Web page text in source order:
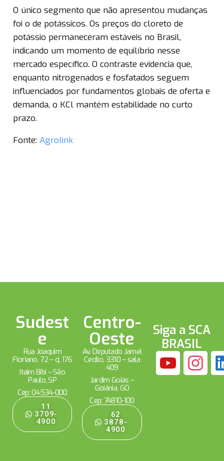
O único segmento que não apresentou mudanças
foi o de potássicos. Os preços do cloreto de
potássio permaneceram estáveis no Brasil,
indicando um momento de equilíbrio nesse
mercado específico. O contraste evidencia que,
enquanto nitrogenados e fosfatados seguem
influenciados por fundamentos globais de oferta e
demanda, o KCl mantém estabilidade no curto
prazo.
Fonte: Agrolink
Sudest
e
Rua Joaquim
Floriano, 72 – cj. 176
Itaim Bibi – São
Paulo, SP
Cep: 04534-000
11
3709-
4900
Centro-
Oeste
Av. Deputado Jamel
Cecílio, 3310 – sala
409
Jardim Goiás –
Goiânia, GO
Cep: 74810-100
62
3878-
4900
Siga a SCA
BRASIL